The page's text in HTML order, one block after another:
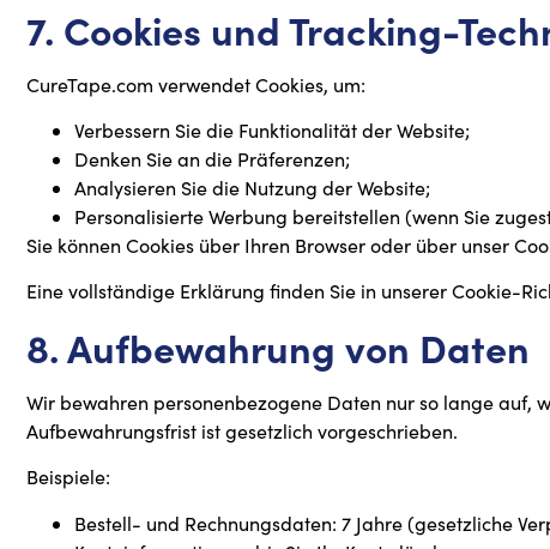
7. Cookies und Tracking-
CureTape.com verwendet Cookies, um:
Verbessern Sie die Funktionalität der Website;
Denken Sie an die Präferenzen;
Analysieren Sie die Nutzung der Website;
Personalisierte Werbung bereitstellen (wenn Sie
Sie können Cookies über Ihren Browser oder über unser
Eine vollständige Erklärung finden Sie in unserer Cookie-
8. Aufbewahrung von Daten
Wir bewahren personenbezogene Daten nur so lange auf,
Aufbewahrungsfrist ist gesetzlich vorgeschrieben.
Beispiele:
Bestell- und Rechnungsdaten: 7 Jahre (gesetzliche